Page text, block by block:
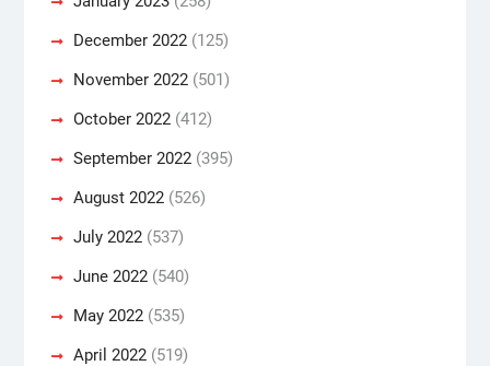
December 2022(125)
November 2022(501)
October 2022(412)
September 2022(395)
August 2022(526)
July 2022(537)
June 2022(540)
May 2022(535)
April 2022(519)